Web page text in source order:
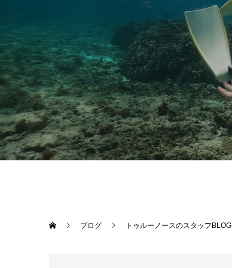
ブログ トゥルーノースのスタッフBLOG